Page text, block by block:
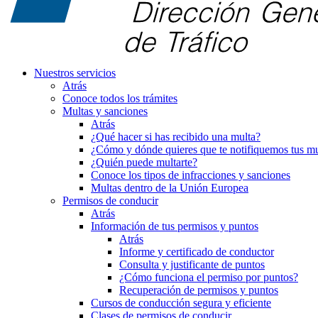
Nuestros servicios
Atrás
Conoce todos los trámites
Multas y sanciones
Atrás
¿Qué hacer si has recibido una multa?
¿Cómo y dónde quieres que te notifiquemos tus
¿Quién puede multarte?
Conoce los tipos de infracciones y sanciones
Multas dentro de la Unión Europea
Permisos de conducir
Atrás
Información de tus permisos y puntos
Atrás
Informe y certificado de conductor
Consulta y justificante de puntos
¿Cómo funciona el permiso por puntos?
Recuperación de permisos y puntos
Cursos de conducción segura y eficiente